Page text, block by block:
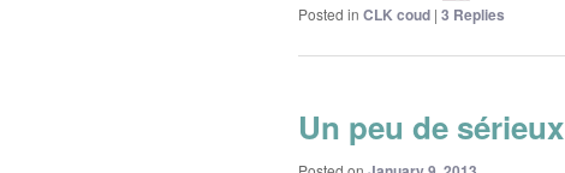
Posted in CLK coud | 3 Replies
Un peu de sérieux